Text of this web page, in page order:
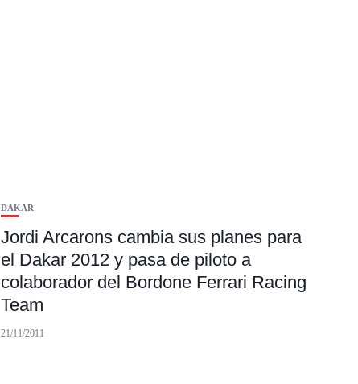
DAKAR
Jordi Arcarons cambia sus planes para
el Dakar 2012 y pasa de piloto a
colaborador del Bordone Ferrari Racing
Team
21/11/2011